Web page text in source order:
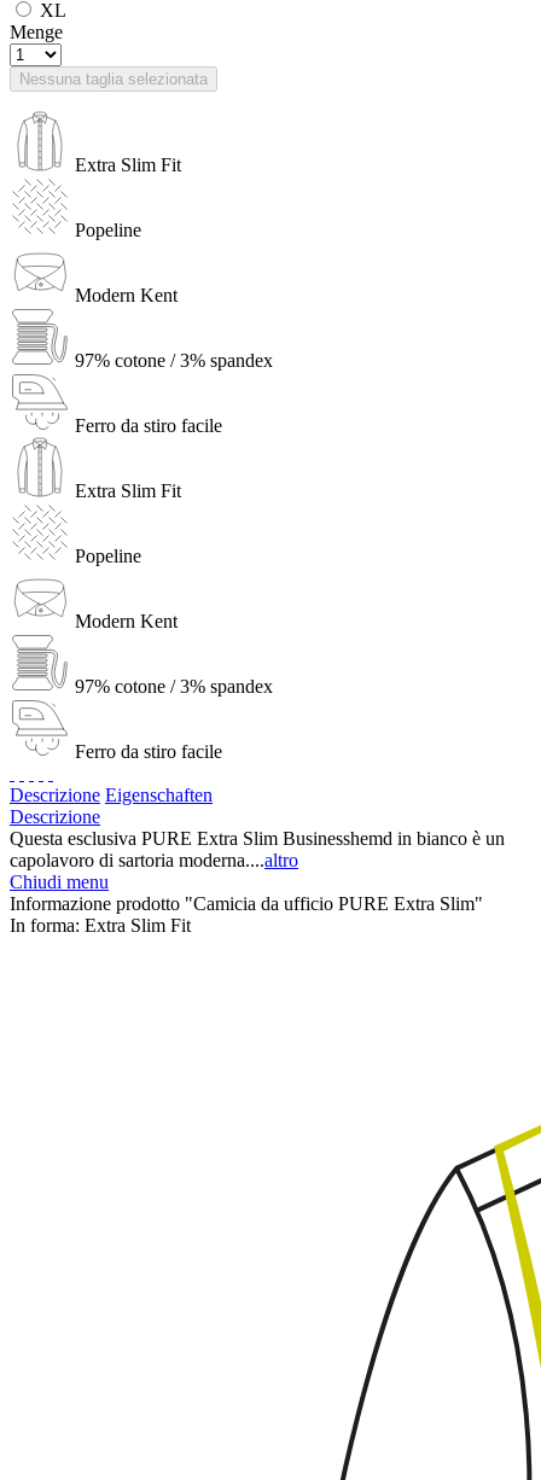
XL
Menge
Nessuna taglia selezionata
Extra Slim Fit
Popeline
Modern Kent
97% cotone / 3% spandex
Ferro da stiro facile
Extra Slim Fit
Popeline
Modern Kent
97% cotone / 3% spandex
Ferro da stiro facile
Descrizione Eigenschaften
Descrizione
Questa esclusiva PURE Extra Slim Businesshemd in bianco è un
capolavoro di sartoria moderna....altro
Chiudi menu
Informazione prodotto "Camicia da ufficio PURE Extra Slim"
In forma: Extra Slim Fit